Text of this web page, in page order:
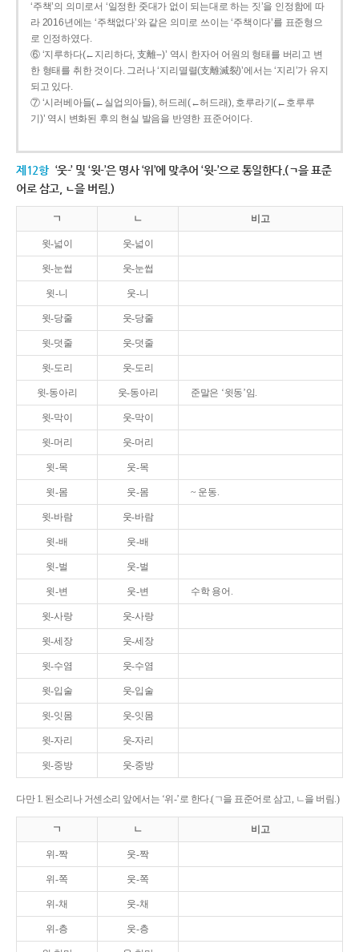
‘주책’의 의미로서 ‘일정한 줏대가 없이 되는대로 하는 짓’을 인정함에 따
라 2016년에는 ‘주책없다’와 같은 의미로 쓰이는 ‘주책이다’를 표준형으
로 인정하였다.
⑥ ‘지루하다(←지리하다, 支離--)’ 역시 한자어 어원의 형태를 버리고 변
한 형태를 취한 것이다. 그러나 ‘지리멸렬(支離滅裂)’에서는 ‘지리’가 유지
되고 있다.
⑦ ‘시러베아들(←실업의아들), 허드레(←허드래), 호루라기(←호루루
기)’ 역시 변화된 후의 현실 발음을 반영한 표준어이다.
제12항 ‘웃-’ 및 ‘윗-’은 명사 ‘위’에 맞추어 ‘윗-’으로 통일한다.(ㄱ을 표준
어로 삼고, ㄴ을 버림.)
ㄱ ㄴ 비고
윗-넓이 웃-넓이
윗-눈썹 웃-눈썹
윗-니 웃-니
윗-당줄 웃-당줄
윗-덧줄 웃-덧줄
윗-도리 웃-도리
윗-동아리 웃-동아리 준말은 ‘윗동’임.
윗-막이 웃-막이
윗-머리 웃-머리
윗-목 웃-목
윗-몸 웃-몸 ~ 운동.
윗-바람 웃-바람
윗-배 웃-배
윗-벌 웃-벌
윗-변 웃-변 수학 용어.
윗-사랑 웃-사랑
윗-세장 웃-세장
윗-수염 웃-수염
윗-입술 웃-입술
윗-잇몸 웃-잇몸
윗-자리 웃-자리
윗-중방 웃-중방
다만 1. 된소리나 거센소리 앞에서는 ‘위-’로 한다.(ㄱ을 표준어로 삼고, ㄴ을 버림.)
ㄱ ㄴ 비고
위-짝 웃-짝
위-쪽 웃-쪽
위-채 웃-채
위-층 웃-층